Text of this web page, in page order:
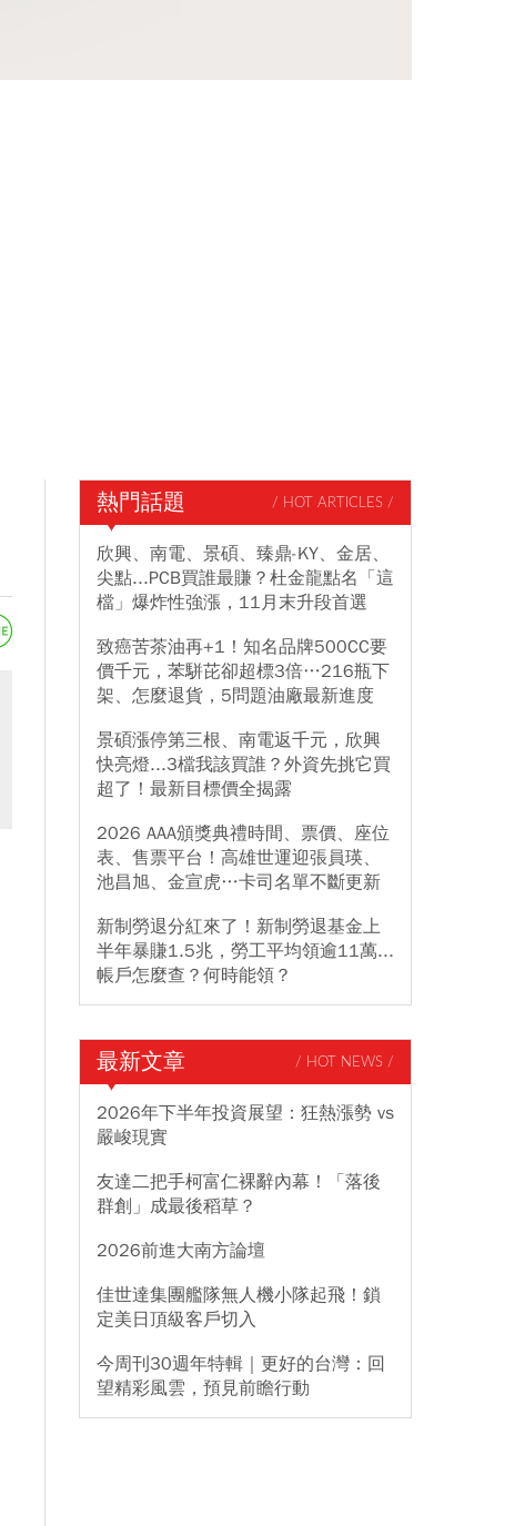
熱門話題 / HOT ARTICLES /
欣興、南電、景碩、臻鼎-KY、金居、
尖點...PCB買誰最賺？杜金龍點名「這
檔」爆炸性強漲，11月末升段首選
致癌苦茶油再+1！知名品牌500CC要
價千元，苯駢芘卻超標3倍…216瓶下
架、怎麼退貨，5問題油廠最新進度
景碩漲停第三根、南電返千元，欣興
快亮燈...3檔我該買誰？外資先挑它買
超了！最新目標價全揭露
2026 AAA頒獎典禮時間、票價、座位
表、售票平台！高雄世運迎張員瑛、
池昌旭、金宣虎…卡司名單不斷更新
新制勞退分紅來了！新制勞退基金上
半年暴賺1.5兆，勞工平均領逾11萬...
帳戶怎麼查？何時能領？
最新文章 / HOT NEWS /
2026年下半年投資展望：狂熱漲勢 vs
嚴峻現實
友達二把手柯富仁裸辭內幕！「落後
群創」成最後稻草？
2026前進大南方論壇
佳世達集團艦隊無人機小隊起飛！鎖
定美日頂級客戶切入
今周刊30週年特輯｜更好的台灣：回
望精彩風雲，預見前瞻行動